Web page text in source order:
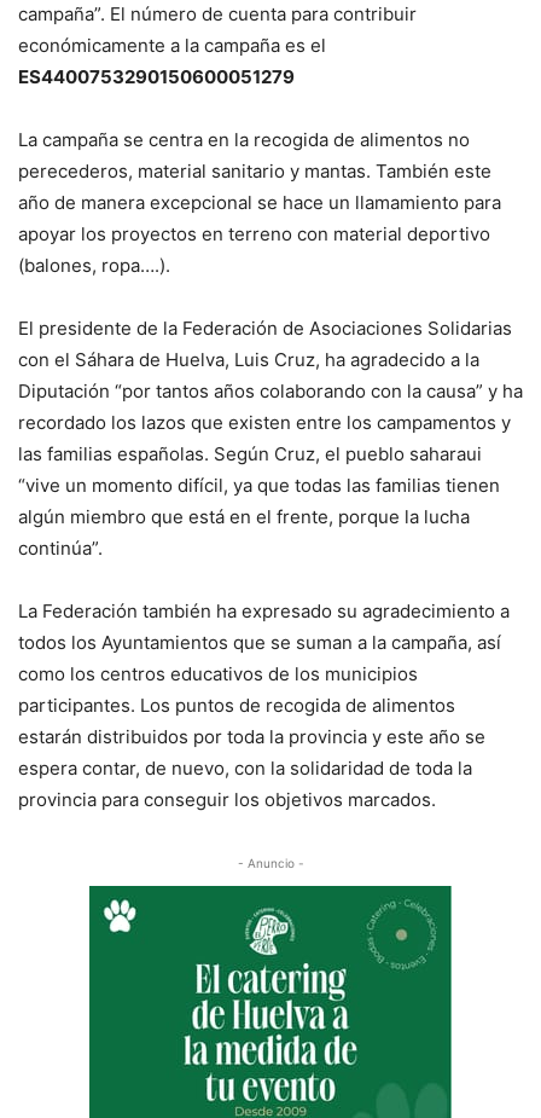
campaña”. El número de cuenta para contribuir
económicamente a la campaña es el
ES4400753290150600051279
La campaña se centra en la recogida de alimentos no
perecederos, material sanitario y mantas. También este
año de manera excepcional se hace un llamamiento para
apoyar los proyectos en terreno con material deportivo
(balones, ropa….).
El presidente de la Federación de Asociaciones Solidarias
con el Sáhara de Huelva, Luis Cruz, ha agradecido a la
Diputación “por tantos años colaborando con la causa” y ha
recordado los lazos que existen entre los campamentos y
las familias españolas. Según Cruz, el pueblo saharaui
“vive un momento difícil, ya que todas las familias tienen
algún miembro que está en el frente, porque la lucha
continúa”.
La Federación también ha expresado su agradecimiento a
todos los Ayuntamientos que se suman a la campaña, así
como los centros educativos de los municipios
participantes. Los puntos de recogida de alimentos
estarán distribuidos por toda la provincia y este año se
espera contar, de nuevo, con la solidaridad de toda la
provincia para conseguir los objetivos marcados.
- Anuncio -